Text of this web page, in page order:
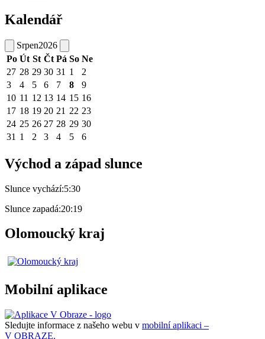
Kalendář
Srpen2026
Po Út St Čt Pá So Ne
27 28 29 30 31 1
2
3
4 5 6 7 8
9
10 11 12 13 14 15 16
17 18 19 20 21 22 23
24 25 26 27 28 29 30
31 1 2 3 4 5 6
Východ a západ slunce
Slunce vychází:5:30
Slunce zapadá:20:19
Olomoucký kraj
Mobilní aplikace
Sledujte informace z našeho webu v mobilní aplikaci –
V OBRAZE.